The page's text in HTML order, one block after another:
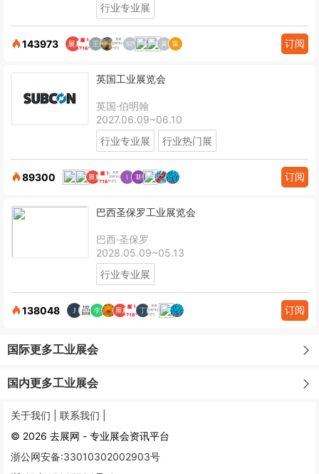
行业专业展
143973 订阅
英国工业展览会
英国·伯明翰
2027.06.09~06.10
行业专业展
行业热门展
89300 订阅
巴西圣保罗工业展览会
巴西·圣保罗
2028.05.09~05.13
行业专业展
138048 订阅
国际更多工业展会
国内更多工业展会
关于我们 | 联系我们 |
© 2026 去展网 - 专业展会资讯平台
浙公网安备:33010302002903号